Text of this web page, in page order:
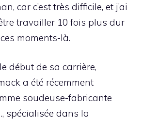
car c’est très difficile, et j’ai
travailler 10 fois plus dur
moments-là.
début de sa carrière,
a été récemment
soudeuse-fabricante
spécialisée dans la